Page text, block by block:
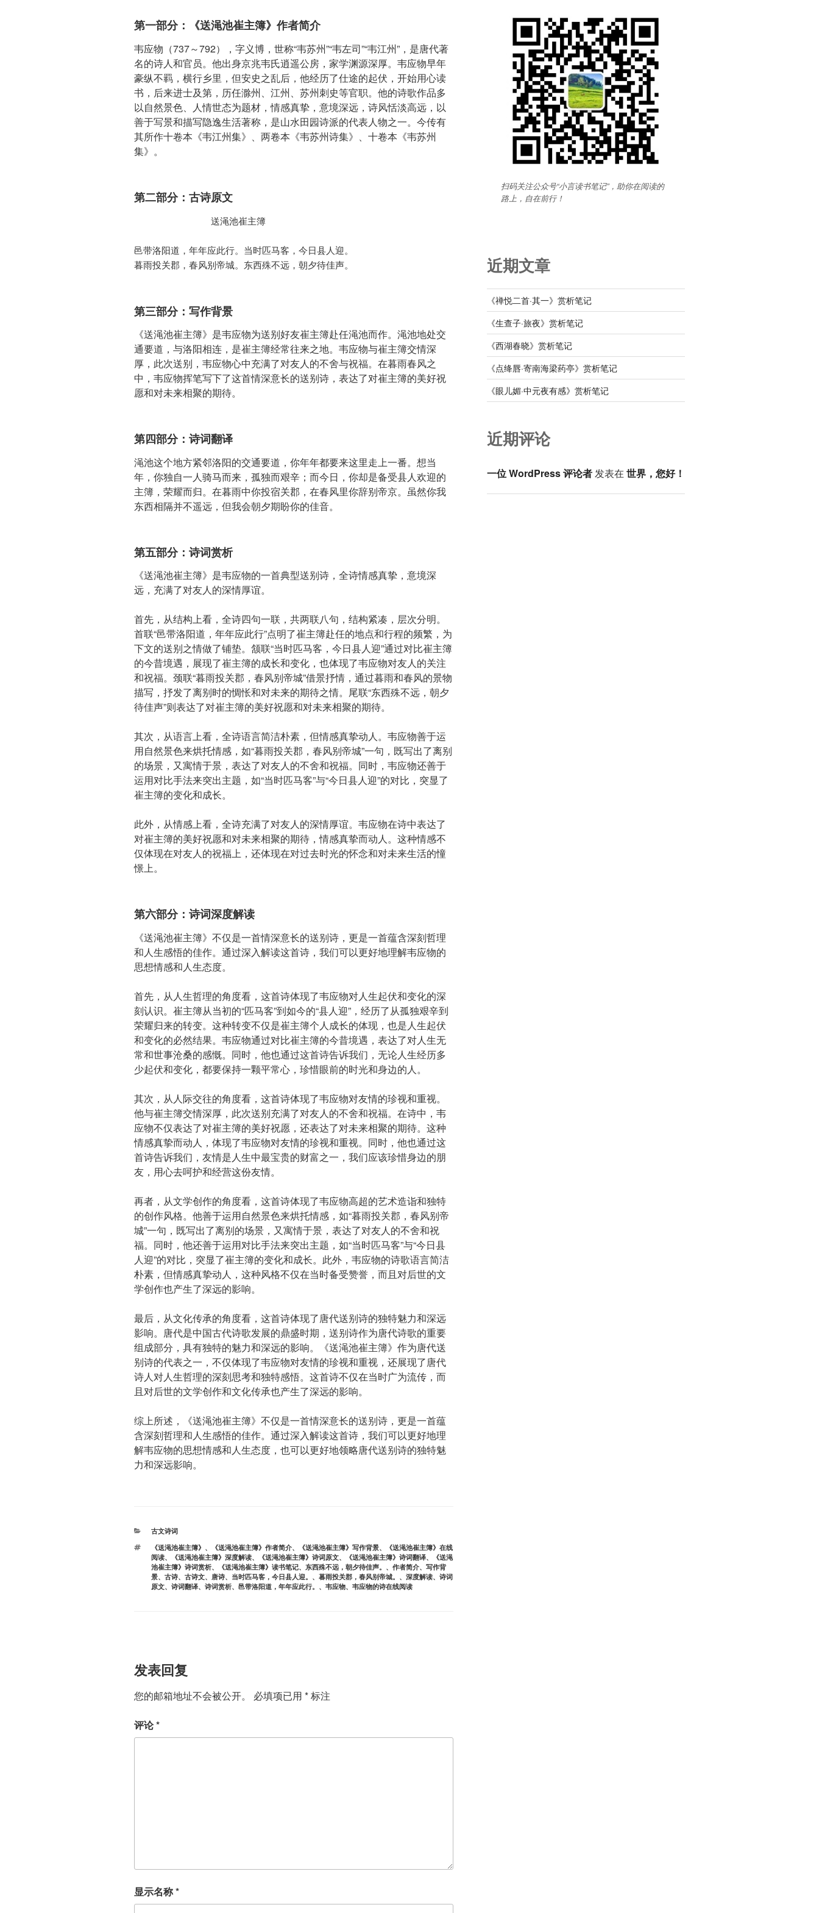
第一部分：《送渑池崔主簿》作者简介
韦应物（737～792），字义博，世称“韦苏州”“韦左司”“韦江州”，是唐代著
名的诗人和官员。他出身京兆韦氏逍遥公房，家学渊源深厚。韦应物早年
豪纵不羁，横行乡里，但安史之乱后，他经历了仕途的起伏，开始用心读
书，后来进士及第，历任滁州、江州、苏州刺史等官职。他的诗歌作品多
以自然景色、人情世态为题材，情感真挚，意境深远，诗风恬淡高远，以
善于写景和描写隐逸生活著称，是山水田园诗派的代表人物之一。今传有
其所作十卷本《韦江州集》、两卷本《韦苏州诗集》、十卷本《韦苏州
集》。
第二部分：古诗原文
邑带洛阳道，年年应此行。当时匹马客，今日县人迎。
暮雨投关郡，春风别帝城。东西殊不远，朝夕待佳声。
第三部分：写作背景
《送渑池崔主簿》是韦应物为送别好友崔主簿赴任渑池而作。渑池地处交
通要道，与洛阳相连，是崔主簿经常往来之地。韦应物与崔主簿交情深
厚，此次送别，韦应物心中充满了对友人的不舍与祝福。在暮雨春风之
中，韦应物挥笔写下了这首情深意长的送别诗，表达了对崔主簿的美好祝
愿和对未来相聚的期待。
第四部分：诗词翻译
渑池这个地方紧邻洛阳的交通要道，你年年都要来这里走上一番。想当
年，你独自一人骑马而来，孤独而艰辛；而今日，你却是备受县人欢迎的
主簿，荣耀而归。在暮雨中你投宿关郡，在春风里你辞别帝京。虽然你我
东西相隔并不遥远，但我会朝夕期盼你的佳音。
第五部分：诗词赏析
《送渑池崔主簿》是韦应物的一首典型送别诗，全诗情感真挚，意境深
远，充满了对友人的深情厚谊。
首先，从结构上看，全诗四句一联，共两联八句，结构紧凑，层次分明。
首联“邑带洛阳道，年年应此行”点明了崔主簿赴任的地点和行程的频繁，为
下文的送别之情做了铺垫。颔联“当时匹马客，今日县人迎”通过对比崔主簿
的今昔境遇，展现了崔主簿的成长和变化，也体现了韦应物对友人的关注
和祝福。颈联“暮雨投关郡，春风别帝城”借景抒情，通过暮雨和春风的景物
描写，抒发了离别时的惆怅和对未来的期待之情。尾联“东西殊不远，朝夕
待佳声”则表达了对崔主簿的美好祝愿和对未来相聚的期待。
其次，从语言上看，全诗语言简洁朴素，但情感真挚动人。韦应物善于运
用自然景色来烘托情感，如“暮雨投关郡，春风别帝城”一句，既写出了离别
的场景，又寓情于景，表达了对友人的不舍和祝福。同时，韦应物还善于
运用对比手法来突出主题，如“当时匹马客”与“今日县人迎”的对比，突显了
崔主簿的变化和成长。
此外，从情感上看，全诗充满了对友人的深情厚谊。韦应物在诗中表达了
对崔主簿的美好祝愿和对未来相聚的期待，情感真挚而动人。这种情感不
仅体现在对友人的祝福上，还体现在对过去时光的怀念和对未来生活的憧
憬上。
第六部分：诗词深度解读
《送渑池崔主簿》不仅是一首情深意长的送别诗，更是一首蕴含深刻哲理
和人生感悟的佳作。通过深入解读这首诗，我们可以更好地理解韦应物的
思想情感和人生态度。
首先，从人生哲理的角度看，这首诗体现了韦应物对人生起伏和变化的深
刻认识。崔主簿从当初的“匹马客”到如今的“县人迎”，经历了从孤独艰辛到
荣耀归来的转变。这种转变不仅是崔主簿个人成长的体现，也是人生起伏
和变化的必然结果。韦应物通过对比崔主簿的今昔境遇，表达了对人生无
常和世事沧桑的感慨。同时，他也通过这首诗告诉我们，无论人生经历多
少起伏和变化，都要保持一颗平常心，珍惜眼前的时光和身边的人。
其次，从人际交往的角度看，这首诗体现了韦应物对友情的珍视和重视。
他与崔主簿交情深厚，此次送别充满了对友人的不舍和祝福。在诗中，韦
应物不仅表达了对崔主簿的美好祝愿，还表达了对未来相聚的期待。这种
情感真挚而动人，体现了韦应物对友情的珍视和重视。同时，他也通过这
首诗告诉我们，友情是人生中最宝贵的财富之一，我们应该珍惜身边的朋
友，用心去呵护和经营这份友情。
再者，从文学创作的角度看，这首诗体现了韦应物高超的艺术造诣和独特
的创作风格。他善于运用自然景色来烘托情感，如“暮雨投关郡，春风别帝
城”一句，既写出了离别的场景，又寓情于景，表达了对友人的不舍和祝
福。同时，他还善于运用对比手法来突出主题，如“当时匹马客”与“今日县
人迎”的对比，突显了崔主簿的变化和成长。此外，韦应物的诗歌语言简洁
朴素，但情感真挚动人，这种风格不仅在当时备受赞誉，而且对后世的文
学创作也产生了深远的影响。
最后，从文化传承的角度看，这首诗体现了唐代送别诗的独特魅力和深远
影响。唐代是中国古代诗歌发展的鼎盛时期，送别诗作为唐代诗歌的重要
组成部分，具有独特的魅力和深远的影响。《送渑池崔主簿》作为唐代送
别诗的代表之一，不仅体现了韦应物对友情的珍视和重视，还展现了唐代
诗人对人生哲理的深刻思考和独特感悟。这首诗不仅在当时广为流传，而
且对后世的文学创作和文化传承也产生了深远的影响。
综上所述，《送渑池崔主簿》不仅是一首情深意长的送别诗，更是一首蕴
含深刻哲理和人生感悟的佳作。通过深入解读这首诗，我们可以更好地理
解韦应物的思想情感和人生态度，也可以更好地领略唐代送别诗的独特魅
力和深远影响。
分
古文诗词
标
签
《送渑池崔主簿》 、 《送渑池崔主簿》作者简介、 《送渑池崔主簿》写作背景、
《送渑池崔主簿》在线
阅读、 《送渑池崔主簿》深度解读、 《送渑池崔主簿》诗词原文、 《送渑池崔主簿》诗词翻译、
《送渑
池崔主簿》诗词赏析、 《送渑池崔主簿》读书笔记、 东西殊不远，朝夕待佳声。 、 作者简介、 写作背
景、 古诗、 古诗文、 唐诗、 当时匹马客，今日县人迎。 、 暮雨投关郡，春风别帝城。 、 深度解读、 诗词
原文、 诗词翻译、 诗词赏析、 邑带洛阳道，年年应此行。 、 韦应物、 韦应物的诗在线阅读
发表回复
您的邮箱地址不会被公开。 必填项已用 *标注
评论*
显示名称*
扫码关注公众号“小言读书笔记”，助你在阅读的
路上，自在前行！
近期文章
《禅悦二首·其一》赏析笔记
《生查子·旅夜》赏析笔记
《西湖春晓》赏析笔记
《点绛唇·寄南海梁药亭》赏析笔记
《眼儿媚·中元夜有感》赏析笔记
近期评论
一位 WordPress 评论者发表在 世界，您好！